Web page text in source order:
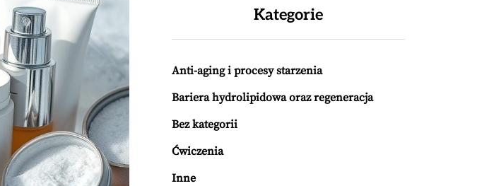
Kategorie
Anti-aging i procesy starzenia
Bariera hydrolipidowa oraz regeneracja
Bez kategorii
Ćwiczenia
Inne